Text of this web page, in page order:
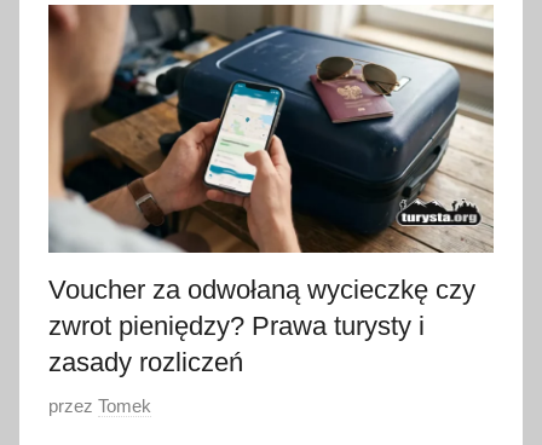
i
e
a
2
2
6
Voucher za odwołaną wycieczkę czy
zwrot pieniędzy? Prawa turysty i
zasady rozliczeń
O
przez Tomek